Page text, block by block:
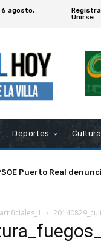
6 agosto,
Unirse
Deportes Cultura
Puerto Real